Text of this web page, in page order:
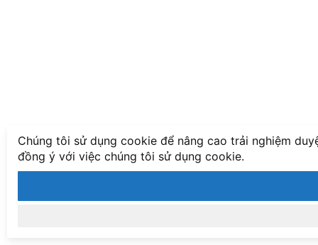
Chúng tôi sử dụng cookie để nâng cao trải nghiệm
đồng ý với việc chúng tôi sử dụng cookie.